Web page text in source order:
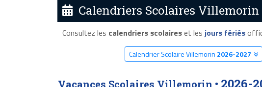
Calendriers Scolaires Villemorin
Consultez les calendriers scolaireset les jours fériés
Calendrier Scolaire Villemorin 2026-2027
Vacances Scolaires Villemorin • 2026-